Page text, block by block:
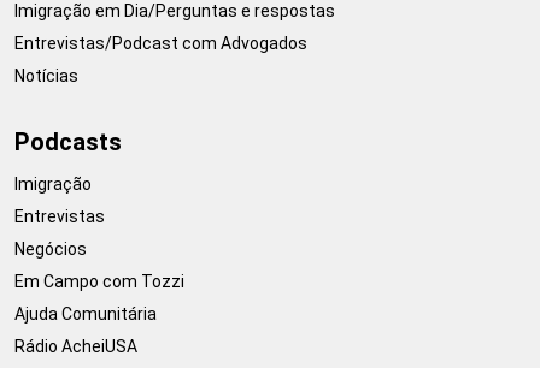
Imigração em Dia/Perguntas e respostas
Entrevistas/Podcast com Advogados
Notícias
Podcasts
Imigração
Entrevistas
Negócios
Em Campo com Tozzi
Ajuda Comunitária
Rádio AcheiUSA